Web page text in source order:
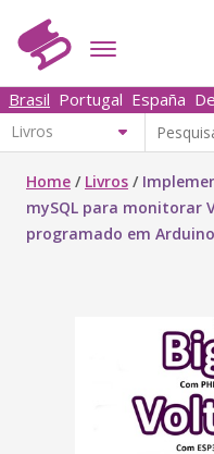
Brasil Portugal España
Home / Livros /
mySQL para monitorar
programado em Arduino